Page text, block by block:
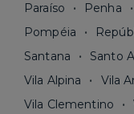
Paraíso
Penha
Pompéia
Santana
Santo
Vila Alpina
Vila
Vila Clementino